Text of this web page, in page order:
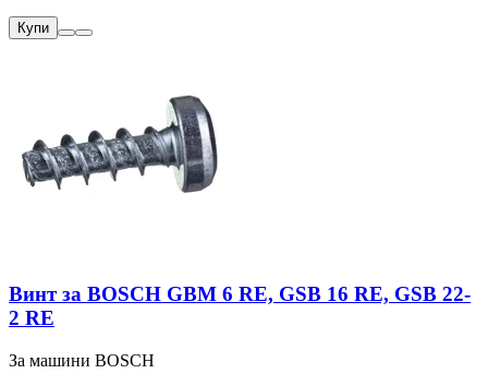
Купи
Винт за BOSCH GBM 6 RE, GSB 16 RE, GSB 22-
2 RE
За машини BOSCH